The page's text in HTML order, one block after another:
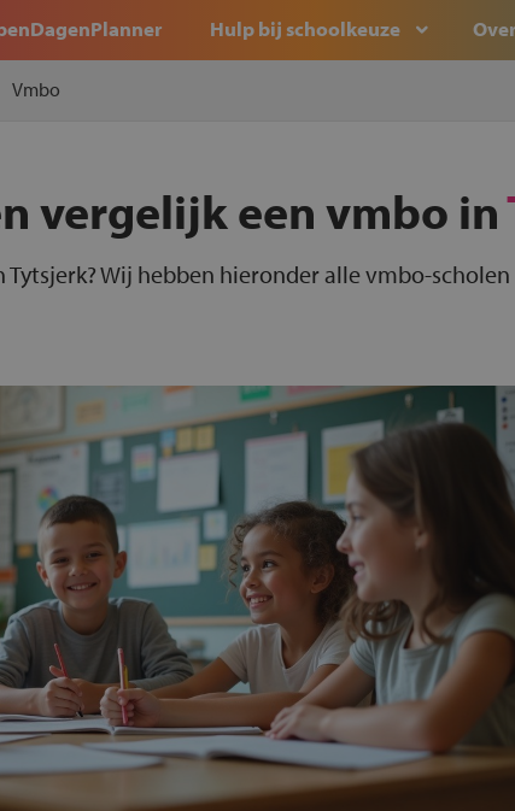
Hulp bij schoolkeuze
Vmbo
vergelijk een vmbo in
Tytsjerk? Wij hebben hieronder alle vmbo-